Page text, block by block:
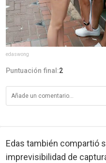
edaswong
Puntuación final:2
Edas también compartió
imprevisibilidad de